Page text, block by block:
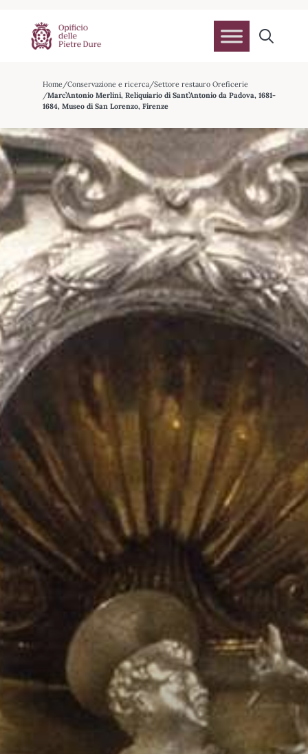
Home Conservazione e ricerca Settore restauro Oreficerie
Marc’Antonio Merlini, Reliquiario di Sant’Antonio da Padova, 1681-
1684, Museo di San Lorenzo, Firenze